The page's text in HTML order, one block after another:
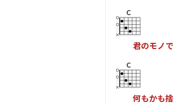
C
君のモノで
C
何もかも捨